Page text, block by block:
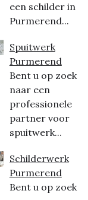
een schilder in
Purmerend...
Spuitwerk
Purmerend
Bent u op zoek
naar een
professionele
partner voor
spuitwerk...
Schilderwerk
Purmerend
Bent u op zoek